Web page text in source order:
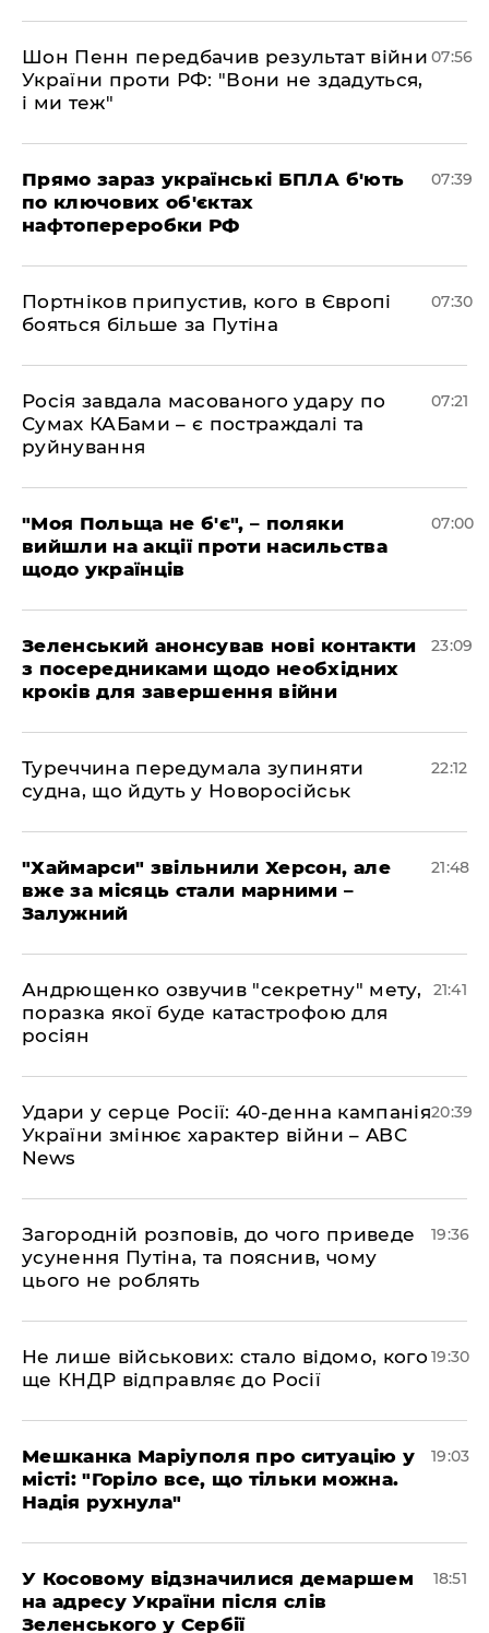
Шон Пенн передбачив результат війни
України проти РФ: "Вони не здадуться,
і ми теж"
07:56
Прямо зараз українські БПЛА б'ють
по ключових об'єктах
нафтопереробки РФ
07:39
Портніков припустив, кого в Європі
бояться більше за Путіна
07:30
Росія завдала масованого удару по
Сумах КАБами – є постраждалі та
руйнування
07:21
"Моя Польща не б'є", – поляки
вийшли на акції проти насильства
щодо українців
07:00
Зеленський анонсував нові контакти
з посередниками щодо необхідних
кроків для завершення війни
23:09
Туреччина передумала зупиняти
судна, що йдуть у Новоросійськ
22:12
"Хаймарси" звільнили Херсон, але
вже за місяць стали марними –
Залужний
21:48
Андрющенко озвучив "секретну" мету,
поразка якої буде катастрофою для
росіян
21:41
Удари у серце Росії: 40-денна кампанія
України змінює характер війни – ABC
News
20:39
Загородній розповів, до чого приведе
усунення Путіна, та пояснив, чому
цього не роблять
19:36
Не лише військових: стало відомо, кого
ще КНДР відправляє до Росії
19:30
Мешканка Маріуполя про ситуацію у
місті: "Горіло все, що тільки можна.
Надія рухнула"
19:03
У Косовому відзначилися демаршем
на адресу України після слів
Зеленського у Сербії
18:51